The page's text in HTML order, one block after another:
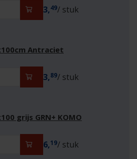
3,49/ stuk
Antraciet
3,89/ stuk
grijs GRN+ KOMO
6,19/ stuk